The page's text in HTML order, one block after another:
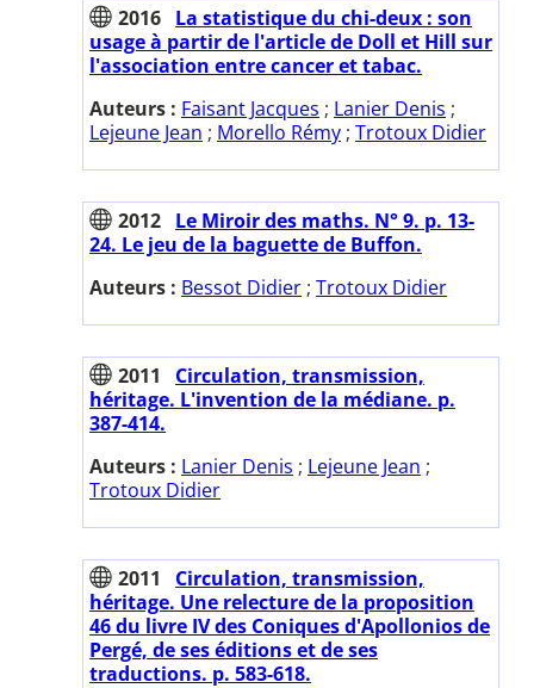
2016 La statistique du chi-deux : son
usage à partir de l'article de Doll et Hill sur
l'association entre cancer et tabac.
Auteurs : Faisant Jacques ; Lanier Denis ;
Lejeune Jean ; Morello Rémy ; Trotoux Didier
2012 Le Miroir des maths. N° 9. p. 13-
24. Le jeu de la baguette de Buffon.
Auteurs : Bessot Didier ; Trotoux Didier
2011
Circulation, transmission,
héritage. L'invention de la médiane. p.
387-414.
Auteurs : Lanier Denis ; Lejeune Jean ;
Trotoux Didier
2011
Circulation, transmission,
héritage. Une relecture de la proposition
46 du livre IV des Coniques d'Apollonios de
Pergé, de ses éditions et de ses
traductions. p. 583-618.